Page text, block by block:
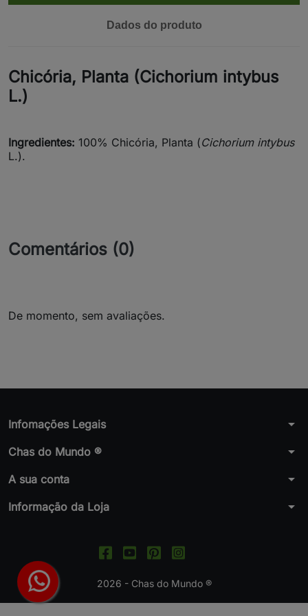
Dados do produto
Chicória, Planta (Cichorium intybus
L.)
Ingredientes: 100% Chicória, Planta (Cichorium intybus
L.).
Comentários (0)
De momento, sem avaliações.
Infomações Legais arrow_drop_down
Chas do Mundo ® arrow_drop_down
A sua conta arrow_drop_down
Informação da Loja arrow_drop_down
2026 - Chas do Mundo ®